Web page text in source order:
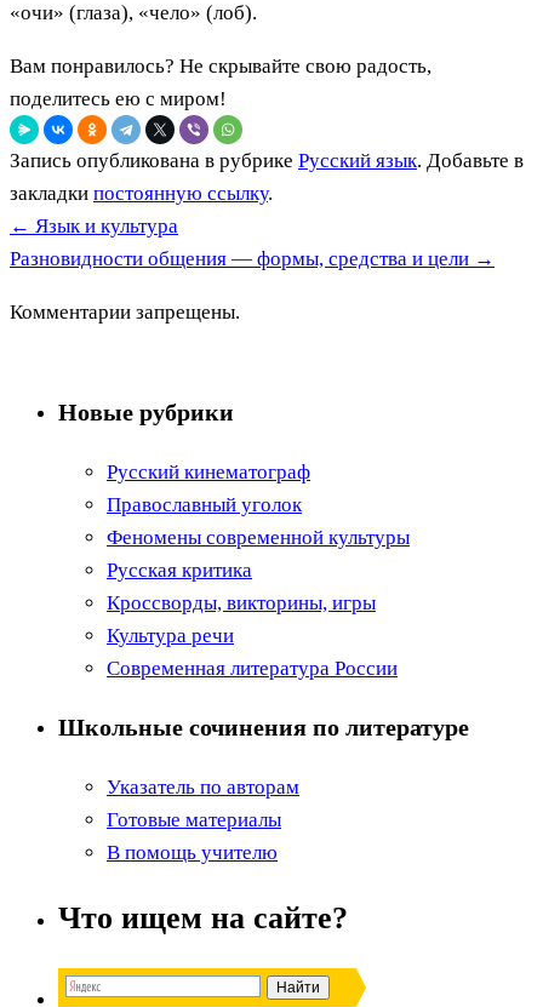
«очи» (глаза), «чело» (лоб).
Вам понравилось? Не скрывайте свою радость,
поделитесь ею с миром!
Запись опубликована в рубрике Русский язык. Добавьте в
закладки постоянную ссылку.
← Язык и культура
Разновидности общения — формы, средства и цели →
Комментарии запрещены.
Новые рубрики
Русский кинематограф
Православный уголок
Феномены современной культуры
Русская критика
Кроссворды, викторины, игры
Культура речи
Современная литература России
Школьные сочинения по литературе
Указатель по авторам
Готовые материалы
В помощь учителю
Что ищем на сайте?